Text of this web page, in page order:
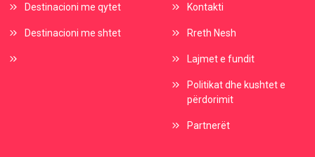
Destinacioni me qytet
Destinacioni me shtet
Kontakti
Rreth Nesh
Lajmet e fundit
Politikat dhe kushtet e
përdorimit
Partnerët